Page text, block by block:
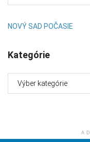
NOVÝ SAD POČASIE
Kategórie